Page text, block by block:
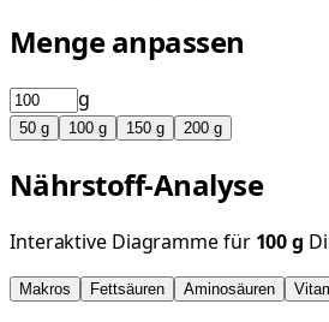
Menge anpassen
g
50 g 100 g 150 g 200 g
Nährstoff-Analyse
Interaktive Diagramme für 100g
Makros Fettsäuren Aminosäuren